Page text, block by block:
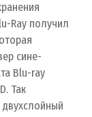
Ray получил
сине-
Blu-ray
Так